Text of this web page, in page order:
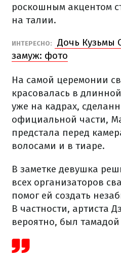
роскошным акцентом
на талии.
ИНТЕРЕСНО:
Дочь Кузьмы
замуж: фото
На самой церемонии
красовалась в
уже на кадрах,
официальной части,
предстала перед
волосами и в тиаре.
В заметке девушка
всех организаторов
помог ей создать
В частности, артиста
вероятно, был